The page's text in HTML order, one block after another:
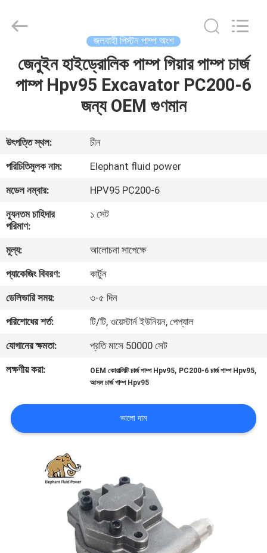
বাড়ি
আমাদের
সম্পর্কে
কারখানা
ভ্রমণ
মান
নিয়ন্ত্রণ
যোগাযোগ
করুন
খবর
কেস
PRIVACY
Power
Co.,Ltd.
জলবাহী পিস্টন পাম্প অংশ
জেনুইন হাইড্রোলিক পাম্প গিয়ার পাম্প চার্জ
পাম্প Hpv95 Excavator PC200-6
জন্য OEM গুণমান
উৎপত্তি স্থল:
চীন
পরিচিতিমুলক নাম:
Elephant fluid power
মডেল নম্বার:
HPV95 PC200-6
ন্যূনতম চাহিদার
পরিমাণ:
১ সেট
মূল্য:
আলোচনা সাপেক্ষে
প্যাকেজিং বিবরণ:
কার্টুন
ডেলিভারি সময়:
৩-৫ দিন
পরিশোধের শর্ত:
টি/টি, ওয়েস্টার্ন ইউনিয়ন, পেপ্যাল
যোগানের ক্ষমতা:
প্রতি মাসে 50000 সেট
লক্ষণীয় করা:
OEM কোয়ালিটি চার্জ পাম্প Hpv95, PC200-6 চার্জ পাম্প Hpv95,
আসল চার্জ পাম্প Hpv95
ভালো দাম